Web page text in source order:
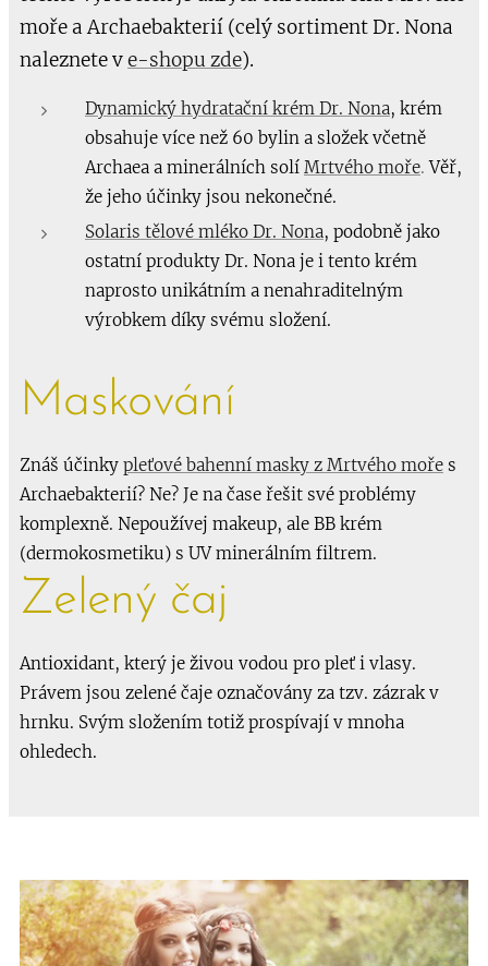
moře a Archaebakterií (celý sortiment Dr. Nona
naleznete ve-shopu zde).
Dynamický hydratační krém Dr. Nona, krém
obsahuje více než 60 bylin a složek včetně
Archaea a minerálních solí Mrtvého moře.Věř,
že jeho účinky jsou nekonečné.
Solaris tělové mléko Dr. Nona, podobně jako
ostatní produkty Dr. Nona je i tento krém
naprosto unikátním a nenahraditelným
výrobkem díky svému složení.
Maskování
Znáš účinky pleťové bahenní masky z Mrtvého moře s
Archaebakterií? Ne? Je na čase řešit své problémy
komplexně. Nepoužívej makeup, ale BB krém
(dermokosmetiku) s UV minerálním filtrem.
Zelený čaj
Antioxidant, který je živou vodou pro pleť i vlasy.
Právem jsou zelené čaje označovány za tzv. zázrak v
hrnku. Svým složením totiž prospívají v mnoha
ohledech.